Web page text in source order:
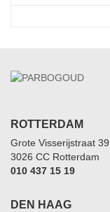
ROTTERDAM
Grote Visserijstraat 39
3026 CC Rotterdam
010 437 15 19
DEN HAAG